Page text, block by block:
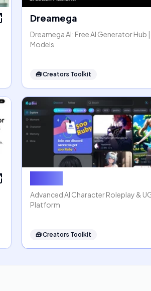
Dreamega
Dreamega AI: Free AI Generator Hub
Models
🧰Creators Toolkit
Advanced AI Character Roleplay &
Platform
🧰Creators Toolkit